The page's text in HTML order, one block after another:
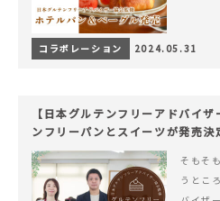
コラボレーション 2024.05.31
【日本グルテンフリーアドバイ
ンフリーパンとスイーツが発売決
そもそ
うとこ